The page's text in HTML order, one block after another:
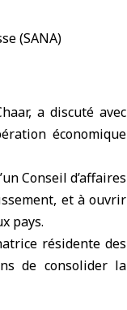
, a discuté avec
économique
Conseil d’affaires
et à ouvrir
pays.
résidente des
de consolider la